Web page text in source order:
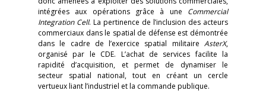
intégrées aux opérations grâce à une Commercial
Integration Cell. La pertinence de l’inclusion des acteurs
commerciaux dans le spatial de défense est démontrée
dans le cadre de l’exercice spatial militaire AsterX,
organisé par le CDE. L’achat de services facilite la
rapidité d’acquisition, et permet de dynamiser le
secteur spatial national, tout en créant un cercle
vertueux liant l’industriel et la commande publique.